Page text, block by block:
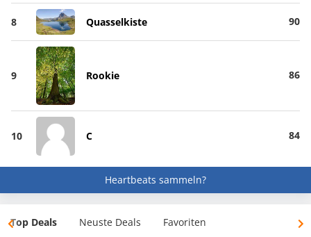
8 Quasselkiste 90
9 Rookie 86
10 C 84
Heartbeats sammeln?
Top Deals Neuste Deals Favoriten